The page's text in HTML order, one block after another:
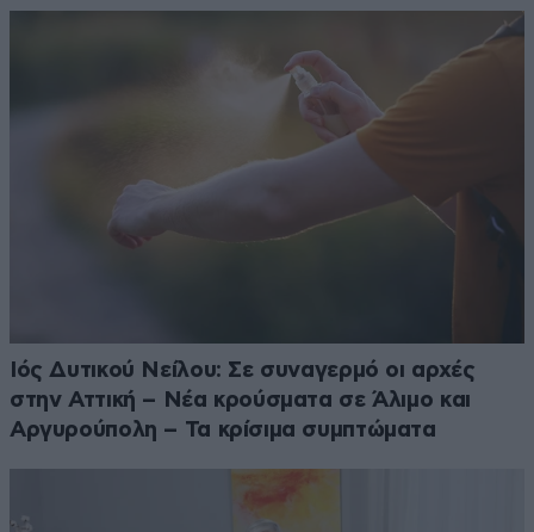
Ιός Δυτικού Νείλου: Σε συναγερμό οι αρχές
στην Αττική – Νέα κρούσματα σε Άλιμο και
Αργυρούπολη – Τα κρίσιμα συμπτώματα